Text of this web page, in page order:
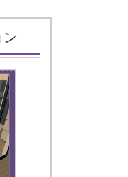
ン